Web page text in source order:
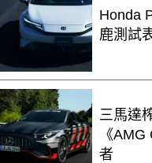
Honda
鹿測試
三馬達
《
者